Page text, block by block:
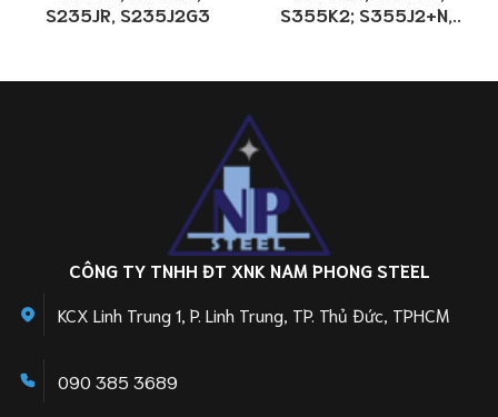
S235JR, S235J2G3
S355K2; S355J2+N,..
CÔNG TY TNHH ĐT XNK NAM PHONG STEEL
KCX Linh Trung 1, P. Linh Trung, TP. Thủ Đức, TPHCM
090 385 3689